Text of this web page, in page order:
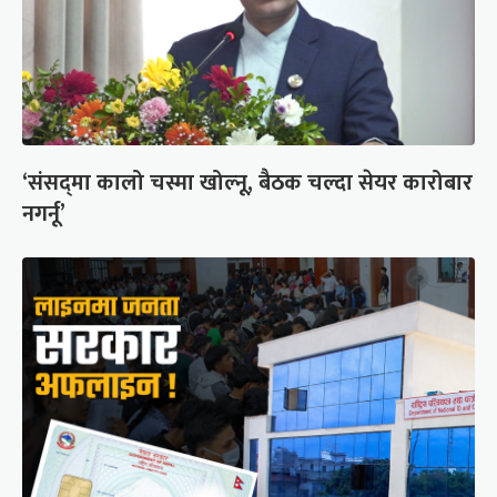
‘संसद्‍मा कालो चस्मा खोल्नू, बैठक चल्दा सेयर कारोबार
नगर्नू’